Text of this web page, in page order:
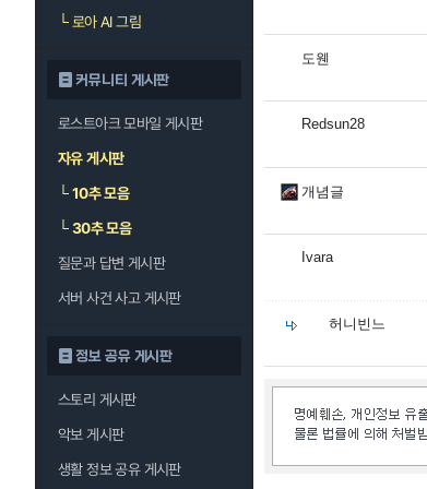
└로아 AI 그림
커뮤니티 게시판
로스트아크 모바일 게시판
자유 게시판
└10추 모음
└30추 모음
질문과 답변 게시판
서버 사건 사고 게시판
정보 공유 게시판
스토리 게시판
악보 게시판
생활 정보 공유 게시판
도웬
Redsun28
개념글
Ivara
허니빈느